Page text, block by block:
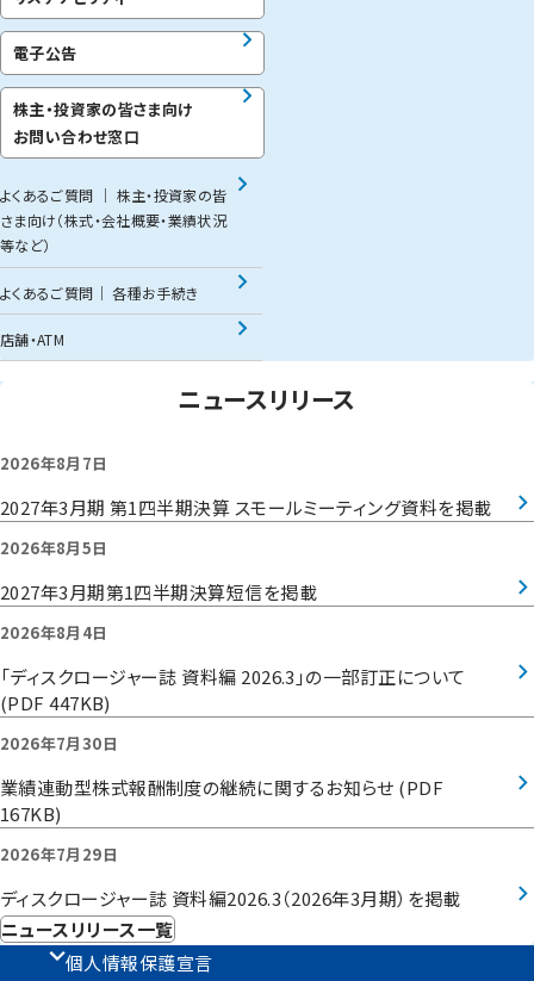
電子公告
株主・投資家の皆さま向け
お問い合わせ窓口
よくあるご質問 │ 株主・投資家の皆
さま向け（株式・会社概要・業績状況
等など）
よくあるご質問│ 各種お手続き
店舗・ATM
ニュースリリース
2026年8月7日
2027年3月期 第1四半期決算 スモールミーティング資料を掲載
2026年8月5日
2027年3月期第1四半期決算短信を掲載
2026年8月4日
「ディスクロージャー誌 資料編 2026.3」の一部訂正について
(PDF 447KB)
2026年7月30日
業績連動型株式報酬制度の継続に関するお知らせ (PDF
167KB)
2026年7月29日
ディスクロージャー誌 資料編2026.3（2026年3月期）を掲載
ニュースリリース一覧
個人情報保護宣言